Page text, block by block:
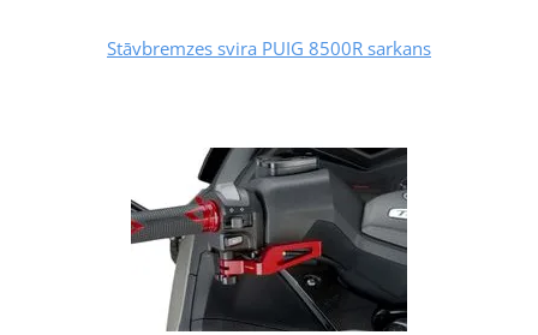
Stāvbremzes svira PUIG 8500R sarkans